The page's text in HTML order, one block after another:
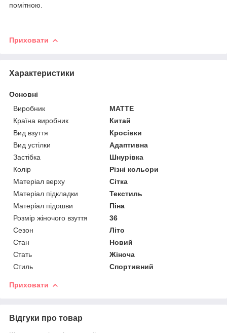
помітною.
Приховати
Характеристики
Основні
Виробник
MATTE
Країна виробник
Китай
Вид взуття
Кросівки
Вид устілки
Адаптивна
Застібка
Шнурівка
Колір
Різні кольори
Матеріал верху
Сітка
Матеріал підкладки
Текстиль
Матеріал підошви
Піна
Розмір жіночого взуття
36
Сезон
Літо
Стан
Новий
Стать
Жіноча
Стиль
Спортивний
Приховати
Відгуки про товар